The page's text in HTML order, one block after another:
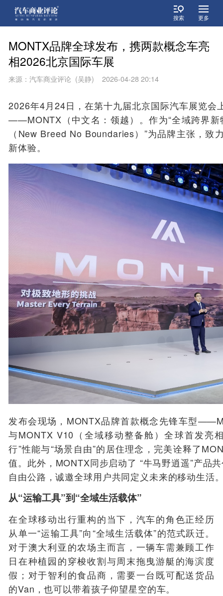
搜索 更多
MONTX品牌全球发布，携两款概念车亮
相2026北京国际车展
来源：汽车商业评论 (吴静) 2026-04-28 20:14
2026年4月24日，在第十九届北京国际汽车展览会
——MONTX（中文名：领越）。作为“全域跨界新
（New Breed No Boundaries）”为品牌主张，致
新体验。
发布会现场，MONTX品牌首款概念先锋车型
与MONTX V10（全域移动整备舱）全球首发亮
行”性能与“场景自由”的居住理念，完美诠释了
值。此外，MONTX同步启动了 “牛马野逍遥”产品
自由公路，诚邀全球用户共同定义未来的移动生活
从“运输工具”到“全域生活载体”
在全球移动出行重构的当下，汽车的角色正经历
从单一“运输工具”向“全域生活载体”的范式跃迁。
对于澳大利亚的农场主而言，一辆车需兼顾工作
日在种植园的穿梭收割与周末拖曳游艇的海滨度
假；对于智利的食品商，需要一台既可配送货品
的Van，也可以带着孩子仰望星空的车。